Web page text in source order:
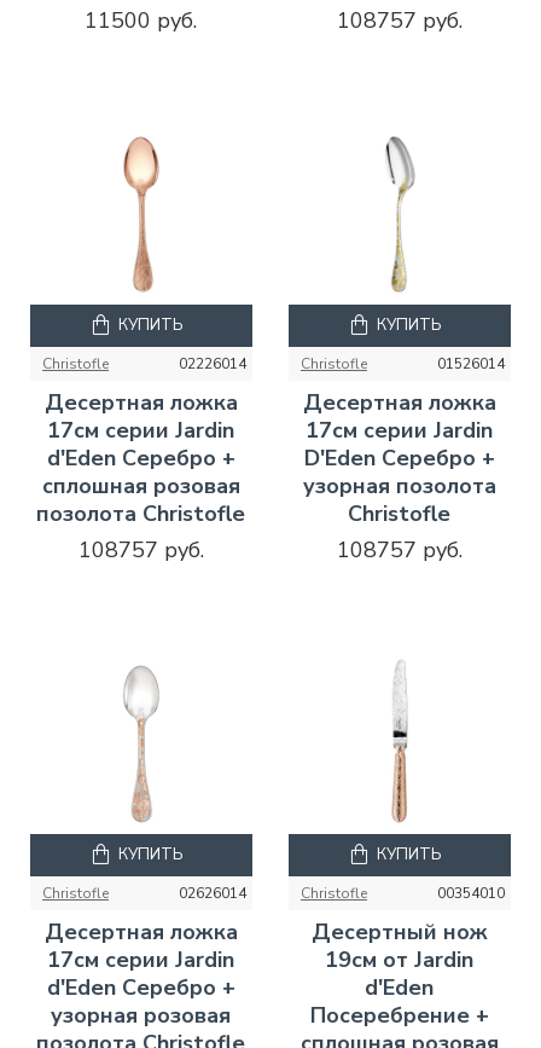
11500 руб.
108757 руб.
Christofle 02226014
Десертная ложка
17см серии Jardin
d'Eden Серебро +
сплошная розовая
позолота Christofle
108757 руб.
КУПИТЬ
Christofle 01526014
Десертная ложка
17см серии Jardin
D'Eden Серебро +
узорная позолота
Christofle
108757 руб.
КУПИТЬ
Christofle 02626014
Десертная ложка
17см серии Jardin
d'Eden Серебро +
узорная розовая
КУПИТЬ
Christofle 00354010
Десертный нож
19см от Jardin
d'Eden
Посеребрение +
КУПИТЬ